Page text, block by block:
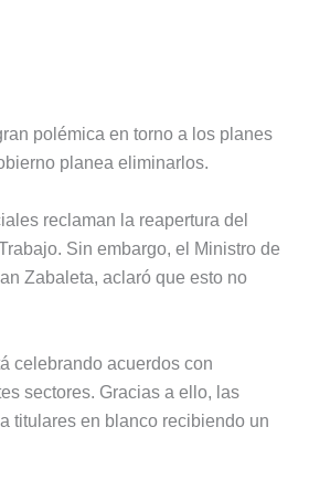
polémica en torno a los planes
planea eliminarlos.
reclaman la reapertura del
Sin embargo, el Ministro de
Zabaleta, aclaró que esto no
celebrando acuerdos con
sectores. Gracias a ello, las
titulares en blanco recibiendo un